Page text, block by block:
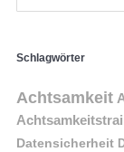
Schlagwörter
Achtsamkeit
Datensicherheit